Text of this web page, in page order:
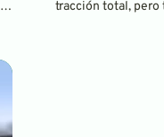
tracción total, pero